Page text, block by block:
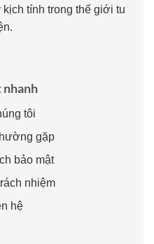
tính trong thế giới tu
nhanh
tôi
gặp
bảo mật
nhiệm
hệ